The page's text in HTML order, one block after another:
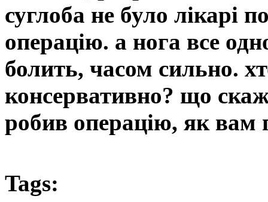
суглоба не було лікарі
операцію. а нога все
болить, часом сильно.
консервативно? що
робив операцію, як вам
Tags: